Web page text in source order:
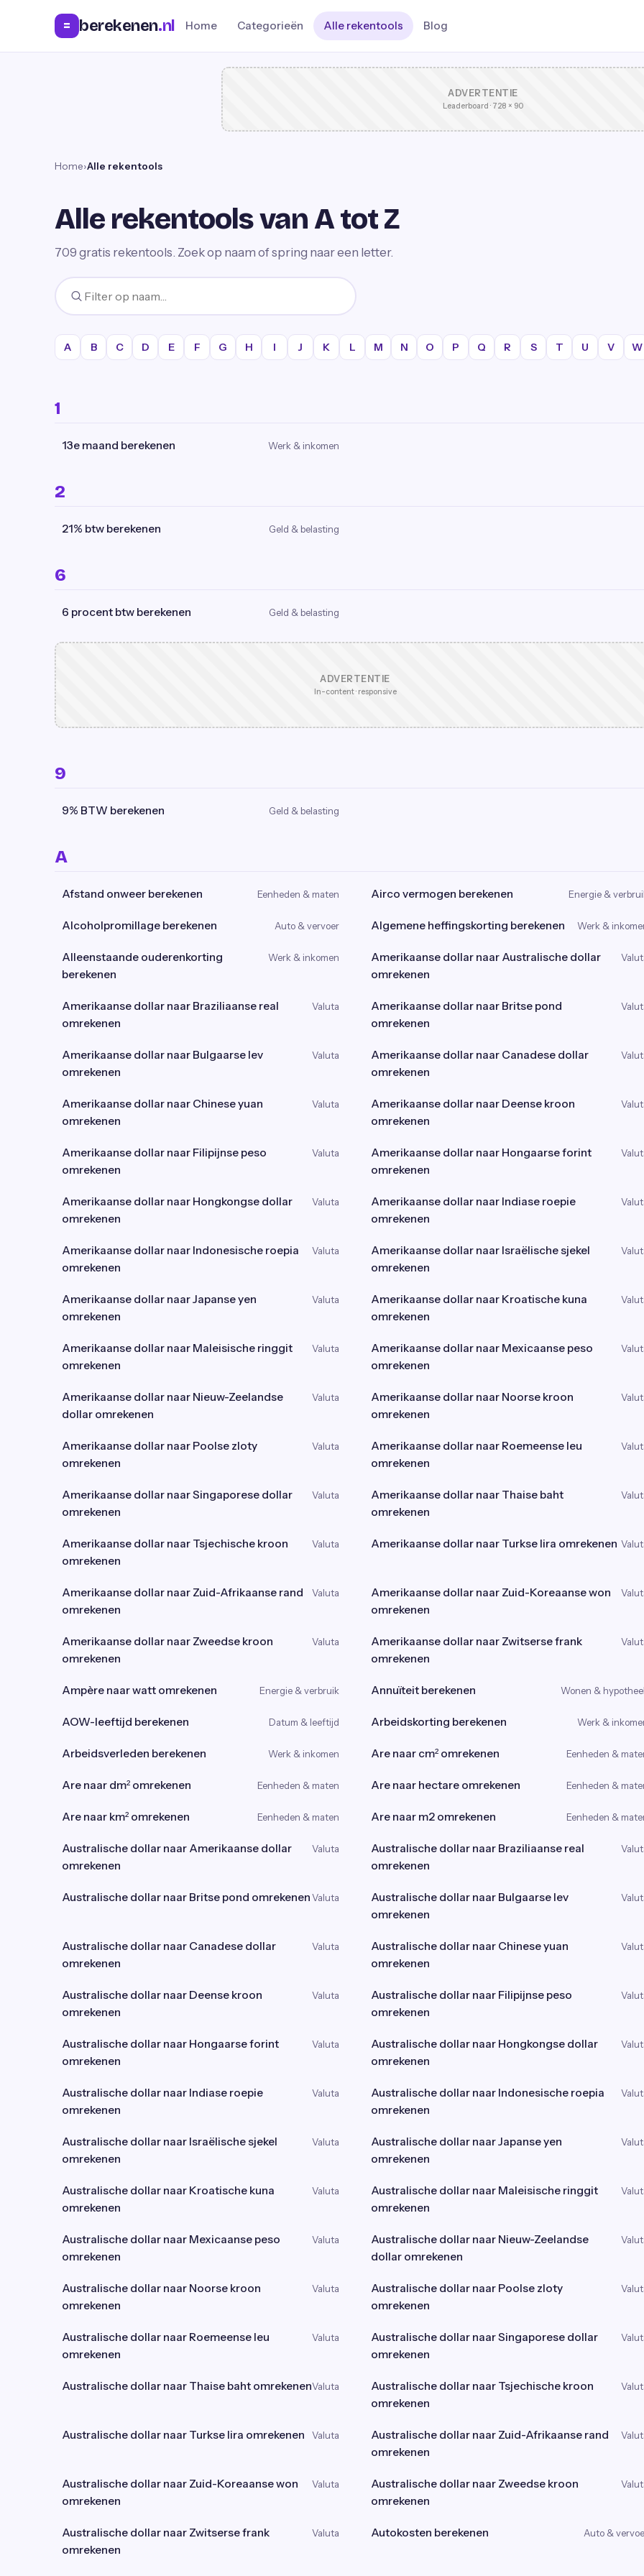
= berekenen.nl Home Categorieën Alle rekentools Blog
ADVERTENTIE
Leaderboard · 728 × 90
Home›Alle rekentools
Alle rekentools van A tot Z
709 gratis rekentools. Zoek op naam of spring naar een letter.
A B C D E F G H I J K L M N O P Q R S T U V W
1
13e maand berekenen Werk & inkomen
2
21% btw berekenen Geld & belasting
6
6 procent btw berekenen Geld & belasting
ADVERTENTIE
In-content · responsive
9
9% BTW berekenen Geld & belasting
A
Afstand onweer berekenen Eenheden & maten Airco vermogen berekenen Energie &
Alcoholpromillage berekenen Auto & vervoer Algemene heffingskorting berekenen Werk &
Alleenstaande ouderenkorting
berekenen
Werk & inkomen
Amerikaanse dollar naar Australische dollar
omrekenen
Amerikaanse dollar naar Braziliaanse real
omrekenen
Valuta
Amerikaanse dollar naar Britse pond
omrekenen
Amerikaanse dollar naar Bulgaarse lev
omrekenen
Valuta
Amerikaanse dollar naar Canadese dollar
omrekenen
Amerikaanse dollar naar Chinese yuan
omrekenen
Valuta
Amerikaanse dollar naar Deense kroon
omrekenen
Amerikaanse dollar naar Filipijnse peso
omrekenen
Valuta
Amerikaanse dollar naar Hongaarse forint
omrekenen
Amerikaanse dollar naar Hongkongse dollar
omrekenen
Valuta
Amerikaanse dollar naar Indiase roepie
omrekenen
Amerikaanse dollar naar Indonesische roepia
omrekenen
Valuta
Amerikaanse dollar naar Israëlische sjekel
omrekenen
Amerikaanse dollar naar Japanse yen
omrekenen
Valuta
Amerikaanse dollar naar Kroatische kuna
omrekenen
Amerikaanse dollar naar Maleisische ringgit
omrekenen
Valuta
Amerikaanse dollar naar Mexicaanse peso
omrekenen
Amerikaanse dollar naar Nieuw-Zeelandse
dollar omrekenen
Valuta
Amerikaanse dollar naar Noorse kroon
omrekenen
Amerikaanse dollar naar Poolse zloty
omrekenen
Valuta
Amerikaanse dollar naar Roemeense leu
omrekenen
Amerikaanse dollar naar Singaporese dollar
omrekenen
Valuta
Amerikaanse dollar naar Thaise baht
omrekenen
Amerikaanse dollar naar Tsjechische kroon
omrekenen
Valuta Amerikaanse dollar naar Turkse lira omrekenen
Amerikaanse dollar naar Zuid-Afrikaanse rand
omrekenen
Valuta
Amerikaanse dollar naar Zuid-Koreaanse won
omrekenen
Amerikaanse dollar naar Zweedse kroon
omrekenen
Valuta
Amerikaanse dollar naar Zwitserse frank
omrekenen
Ampère naar watt omrekenen Energie & verbruik Annuïteit berekenen Wonen &
AOW-leeftijd berekenen Datum & leeftijd Arbeidskorting berekenen Werk &
Arbeidsverleden berekenen Werk & inkomen Are naar cm² omrekenen Eenheden &
Are naar dm² omrekenen Eenheden & maten Are naar hectare omrekenen Eenheden &
Are naar km² omrekenen Eenheden & maten Are naar m2 omrekenen Eenheden &
Australische dollar naar Amerikaanse dollar
omrekenen
Valuta
Australische dollar naar Braziliaanse real
omrekenen
Australische dollar naar Britse pond omrekenenValuta
Australische dollar naar Bulgaarse lev
omrekenen
Australische dollar naar Canadese dollar
omrekenen
Valuta
Australische dollar naar Chinese yuan
omrekenen
Australische dollar naar Deense kroon
omrekenen
Valuta
Australische dollar naar Filipijnse peso
omrekenen
Australische dollar naar Hongaarse forint
omrekenen
Valuta
Australische dollar naar Hongkongse dollar
omrekenen
Australische dollar naar Indiase roepie
omrekenen
Valuta
Australische dollar naar Indonesische roepia
omrekenen
Australische dollar naar Israëlische sjekel
omrekenen
Valuta
Australische dollar naar Japanse yen
omrekenen
Australische dollar naar Kroatische kuna
omrekenen
Valuta
Australische dollar naar Maleisische ringgit
omrekenen
Australische dollar naar Mexicaanse peso
omrekenen
Valuta
Australische dollar naar Nieuw-Zeelandse
dollar omrekenen
Australische dollar naar Noorse kroon
omrekenen
Valuta
Australische dollar naar Poolse zloty
omrekenen
Australische dollar naar Roemeense leu
omrekenen
Valuta
Australische dollar naar Singaporese dollar
omrekenen
Australische dollar naar Thaise baht omrekenenValuta
Australische dollar naar Tsjechische kroon
omrekenen
Australische dollar naar Turkse lira omrekenen Valuta
Australische dollar naar Zuid-Afrikaanse rand
omrekenen
Australische dollar naar Zuid-Koreaanse won
omrekenen
Valuta
Australische dollar naar Zweedse kroon
omrekenen
Australische dollar naar Zwitserse frank
omrekenen
Valuta Autokosten berekenen Auto &